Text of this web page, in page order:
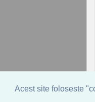
Acest site foloseste